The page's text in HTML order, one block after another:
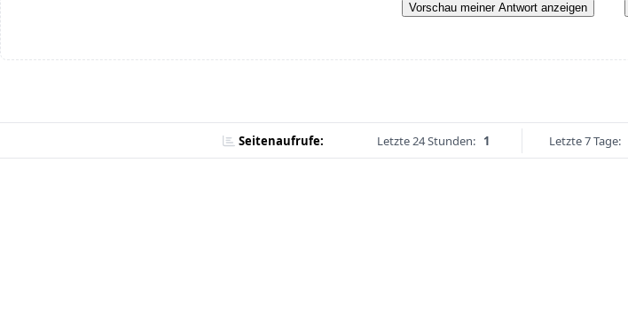
Vorschau meiner Antwort anzeigen
Seitenaufrufe: Letzte 24 Stunden: 1 Letzte 7 Tage: